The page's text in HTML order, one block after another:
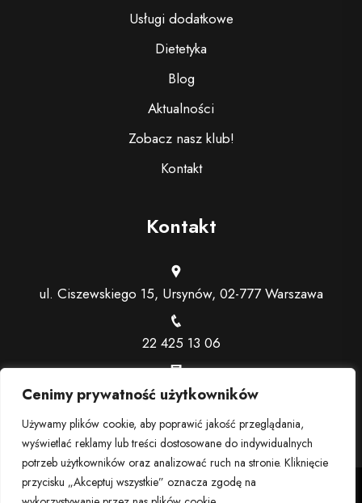
Cenimy prywatność użytkowników
Używamy plików cookie, aby poprawić jakość przeglądania,
wyświetlać reklamy lub treści dostosowane do indywidualnych
potrzeb użytkowników oraz analizować ruch na stronie. Kliknięcie
przycisku „Akceptuj wszystkie” oznacza zgodę na
Usługi dodatkowe
Dietetyka
Blog
Aktualności
Zobacz nasz klub!
Kontakt
Kontakt
ul. Ciszewskiego 15, Ursynów, 02-777 Warszawa
22 425 13 06
recepcja@trenerindywidualny.pl
2024 © Trener personalny Warszawa - Ursynów | Siłownia,